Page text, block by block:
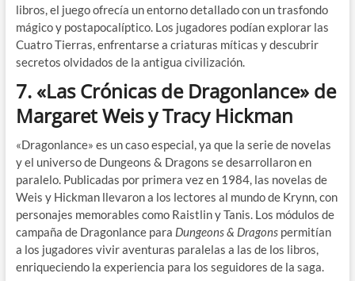
libros, el juego ofrecía un entorno detallado con un trasfondo
mágico y postapocalíptico. Los jugadores podían explorar las
Cuatro Tierras, enfrentarse a criaturas míticas y descubrir
secretos olvidados de la antigua civilización.
7. «Las Crónicas de Dragonlance» de
Margaret Weis y Tracy Hickman
«Dragonlance» es un caso especial, ya que la serie de novelas
y el universo de Dungeons & Dragons se desarrollaron en
paralelo. Publicadas por primera vez en 1984, las novelas de
Weis y Hickman llevaron a los lectores al mundo de Krynn, con
personajes memorables como Raistlin y Tanis. Los módulos de
campaña de Dragonlance para Dungeons & Dragonspermitían
a los jugadores vivir aventuras paralelas a las de los libros,
enriqueciendo la experiencia para los seguidores de la saga.